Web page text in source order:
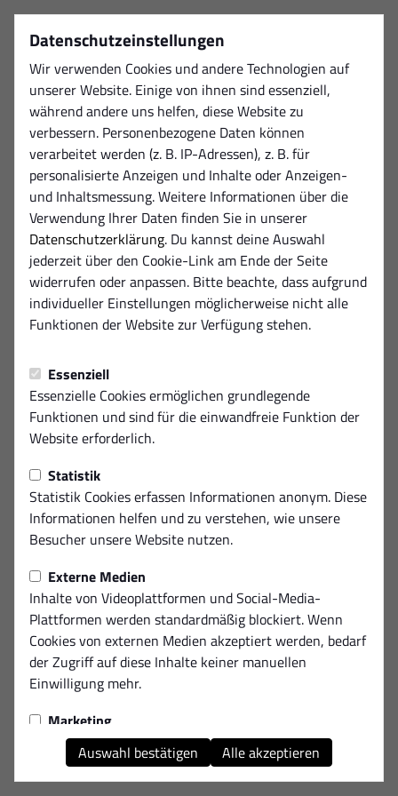
Datenschutzeinstellungen
Wir verwenden Cookies und andere Technologien auf
unserer Website. Einige von ihnen sind essenziell,
während andere uns helfen, diese Website zu
verbessern. Personenbezogene Daten können
verarbeitet werden (z. B. IP-Adressen), z. B. für
personalisierte Anzeigen und Inhalte oder Anzeigen-
und Inhaltsmessung. Weitere Informationen über die
Verwendung Ihrer Daten finden Sie in unserer
Datenschutzerklärung. Du kannst deine Auswahl
jederzeit über den Cookie-Link am Ende der Seite
widerrufen oder anpassen. Bitte beachte, dass aufgrund
individueller Einstellungen möglicherweise nicht alle
Funktionen der Website zur Verfügung stehen.
Essenziell
Essenzielle Cookies ermöglichen grundlegende
Funktionen und sind für die einwandfreie Funktion der
Website erforderlich.
Statistik
Statistik Cookies erfassen Informationen anonym. Diese
Informationen helfen und zu verstehen, wie unsere
Besucher unsere Website nutzen.
Externe Medien
Inhalte von Videoplattformen und Social-Media-
Plattformen werden standardmäßig blockiert. Wenn
Cookies von externen Medien akzeptiert werden, bedarf
der Zugriff auf diese Inhalte keiner manuellen
Einwilligung mehr.
Marketing
Marketing-Cookies werden verwendet, um Ihnen
relevante und personalisierte Werbung anzuzeigen. Sie
helfen uns, die Effektivität unserer Werbekampagnen
Auswahl bestätigen Alle akzeptieren
Diese Seite ist nicht verfügbar.